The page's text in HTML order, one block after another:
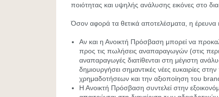
ποιότητας και υψηλής ανάλυσης εικόνες στο
Όσον αφορά τα θετικά αποτελέσματα, η έρευνα
Αν και η Ανοικτή Πρόσβαση μπορεί να
προς τις πωλήσεις αναπαραγωγών (στις
αναπαραγωγές διατίθενται στη μέγιστη
δημιουργήσει σημαντικές νέες ευκαιρίες
χρημαδοτήσεων και την αξιοποίηση του
Η Ανοικτή Πρόσβαση συντελεί στην